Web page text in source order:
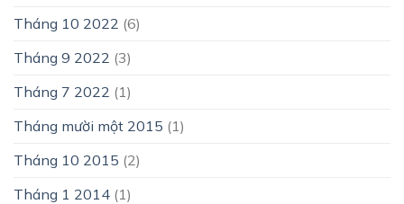
Tháng 10 2022 (6)
Tháng 9 2022 (3)
Tháng 7 2022 (1)
Tháng mười một 2015 (1)
Tháng 10 2015 (2)
Tháng 1 2014 (1)